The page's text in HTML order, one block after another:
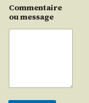
Commentaire
ou message